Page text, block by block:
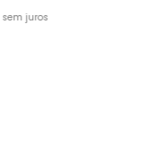
sem juros